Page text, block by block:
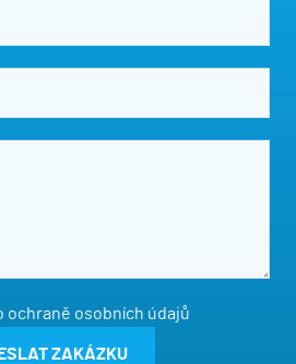
ochraně osobních údajů
ZAKÁZKU